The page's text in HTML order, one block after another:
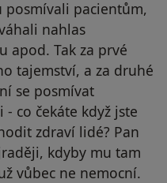
pacientům,
nahlas
apod. Tak za prvé
tajemství, a za druhé
se posmívat
co čekáte když jste
zdraví lidé? Pan
kdyby mu tam
vůbec ne nemocní.